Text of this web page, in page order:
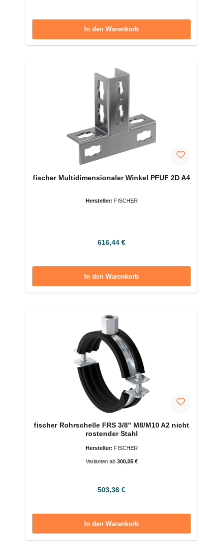
In den Warenkorb
fischer Multidimensionaler Winkel PFUF 2D A4
Hersteller: FISCHER
Regulärer Preis:
616,44 €
In den Warenkorb
fischer Rohrschelle FRS 3/8" M8/M10 A2 nicht
rostender Stahl
Hersteller: FISCHER
Varianten ab300,05 €
Regulärer Preis:
503,36 €
In den Warenkorb